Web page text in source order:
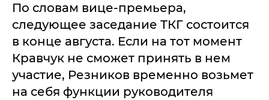
По словам вице-премьера,
следующее заседание ТКГ состоится
в конце августа. Если на тот момент
Кравчук не сможет принять в нем
участие, Резников временно возьмет
на себя функции руководителя